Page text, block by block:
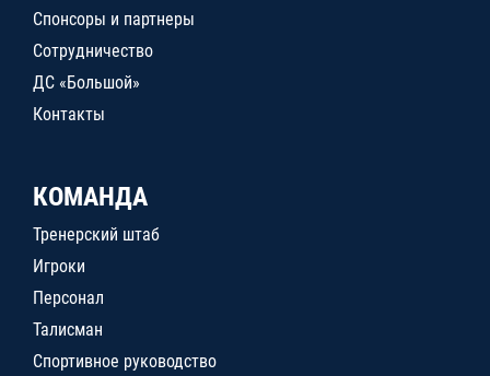
Спонсоры и партнеры
Сотрудничество
ДС «Большой»
Контакты
КОМАНДА
Тренерский штаб
Игроки
Персонал
Талисман
Спортивное руководство